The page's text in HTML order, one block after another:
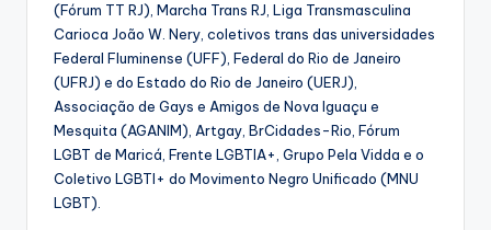
(Fórum TT RJ), Marcha Trans RJ, Liga Transmasculina
Carioca João W. Nery, coletivos trans das universidades
Federal Fluminense (UFF), Federal do Rio de Janeiro
(UFRJ) e do Estado do Rio de Janeiro (UERJ),
Associação de Gays e Amigos de Nova Iguaçu e
Mesquita (AGANIM), Artgay, BrCidades-Rio, Fórum
LGBT de Maricá, Frente LGBTIA+, Grupo Pela Vidda e o
Coletivo LGBTI+ do Movimento Negro Unificado (MNU
LGBT).